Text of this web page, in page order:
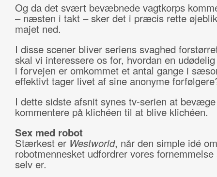
Og da det svært bevæbnede vagtkorps
– næsten i takt – sker det i præcis rette
majet ned.
I disse scener bliver seriens svaghed
skal vi interessere os for, hvordan en
i forvejen er omkommet et antal gange i
effektivt tager livet af sine anonyme
I dette sidste afsnit synes tv-serien at
kommentere på klichéen til at blive klichéen.
Sex med robot
Stærkest er Westworld, når den simple idé om
robotmennesket udfordrer vores
selv er.